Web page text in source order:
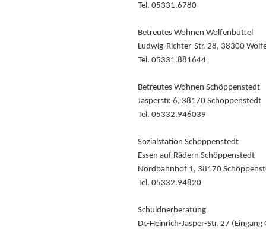
Tel. 05331.6780
Betreutes Wohnen Wolfenbüttel
Ludwig-Richter-Str. 28, 38300
Tel. 05331.881644
Betreutes Wohnen Schöppenstedt
Jasperstr. 6, 38170 Schöppenstedt
Tel. 05332.946039
Sozialstation Schöppenstedt
Essen auf Rädern Schöppenstedt
Nordbahnhof 1, 38170
Tel. 05332.94820
Schuldnerberatung
Dr.-Heinrich-Jasper-Str. 27